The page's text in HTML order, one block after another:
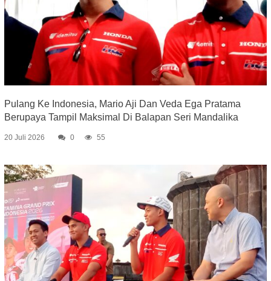
Pulang Ke Indonesia, Mario Aji Dan Veda Ega Pratama
Berupaya Tampil Maksimal Di Balapan Seri Mandalika
20 Juli 2026 0 55